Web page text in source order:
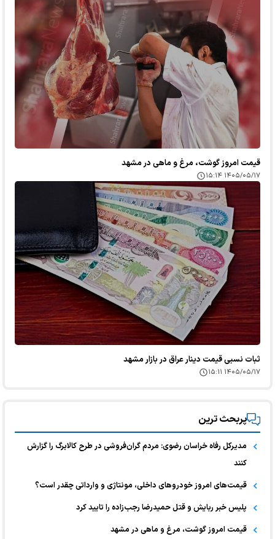
قیمت امروز گوشت، مرغ و ماهی در مشهد
۱۴۰۵/۰۵/۱۷ ۱۵:۱۴
ثبات نسبی قیمت دینار عراق در بازار مشهد
۱۴۰۵/۰۵/۱۷ ۱۵:۱۱
پربحث ترین
مدیرکل رفاه خراسان رضوی: مردم گران‌فروشی در طرح کالابرگ را گزارش
کنند
قیمت‌های امروز خودرو‌های داخلی، مونتاژی و وارداتی چقدر است؟
پلیس خبر ربایش و قتل حمیدرضا رجب‌زاده را تایید کرد
قیمت امروز گوشت، مرغ و ماهی در مشهد